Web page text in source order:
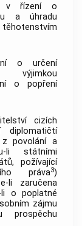
v řízení o
a úhradu
o určení
o popření
cizích
diplomatičtí
z povolání a
li státními
požívající
práva3)
li zaručena
o poplatné
zájmu
prospěchu